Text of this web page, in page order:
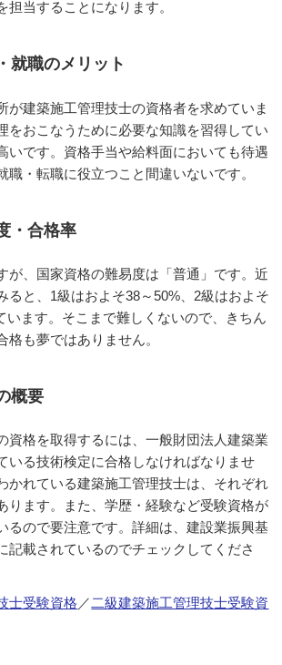
担当することになります。
就職のメリット
が建築施工管理技士の資格者を求めていま
をおこなうために必要な知識を習得してい
いです。資格手当や給料面においても待遇
職・転職に役立つこと間違いないです。
・合格率
が、国家資格の難易度は「普通」です。近
ると、1級はおよそ38～50%、2級はおよそ
います。そこまで難しくないので、きちん
格も夢ではありません。
概要
資格を取得するには、一般財団法人建築業
いる技術検定に合格しなければなりませ
かれている建築施工管理技士は、それぞれ
ります。また、学歴・経験など受験資格が
るので要注意です。詳細は、建設業振興基
記載されているのでチェックしてくださ
士受験資格 ／ 二級建築施工管理技士受験資